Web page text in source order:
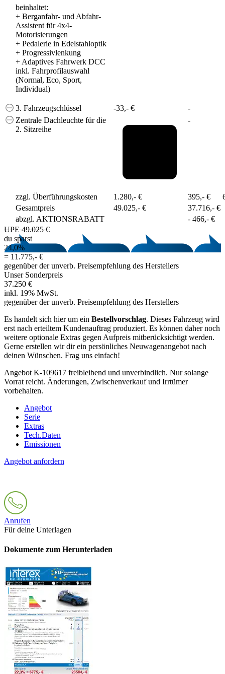
beinhaltet:
+ Berganfahr- und Abfahr-
Assistent für 4x4-
Motorisierungen
+ Pedalerie in Edelstahloptik
+ Progressivlenkung
+ Adaptives Fahrwerk DCC
inkl. Fahrprofilauswahl
(Normal, Eco, Sport,
Individual)
3. Fahrzeugschlüssel -33,- €
-
Zentrale Dachleuchte für die
2. Sitzreihe
-
zzgl. Überführungskosten 1.280,- € 395,- €
Gesamtpreis
49.025,- €
37.716,- €
abzgl. AKTIONSRABATT
- 466,- €
UPE 49.025 €
du sparst
24,0%
= 11.775,- €
gegenüber der unverb. Preisempfehlung des Herstellers
Unser Sonderpreis
37.250 €
inkl. 19% MwSt.
gegenüber der unverb. Preisempfehlung des Herstellers
Es handelt sich hier um ein Bestellvorschlag. Dieses Fahrzeug wird
erst nach erteiltem Kundenauftrag produziert. Es können daher noch
weitere optionale Extras gegen Aufpreis mitberücksichtigt werden.
Gerne erstellen wir dir ein persönliches Neuwagenangebot nach
deinen Wünschen. Frag uns einfach!
Angebot K-109617 freibleibend und unverbindlich. Nur solange
Vorrat reicht. Änderungen, Zwischenverkauf und Irrtümer
vorbehalten.
Angebot
Serie
Extras
Tech.Daten
Emissionen
Angebot anfordern
Anrufen
Für deine Unterlagen
Dokumente zum Herunterladen